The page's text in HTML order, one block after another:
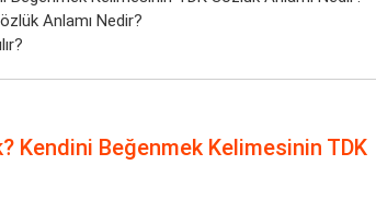
Anlamı Nedir?
Kendini Beğenmek Kelimesinin TDK